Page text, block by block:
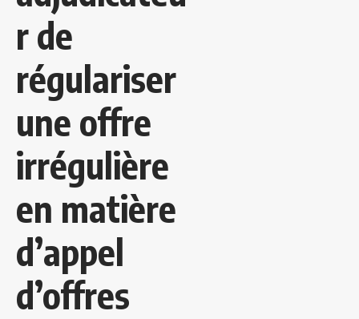
r de
régulariser
une offre
irrégulière
en matière
d’appel
d’offres